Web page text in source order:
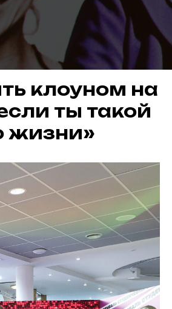
клоуном на
ты такой
жизни»